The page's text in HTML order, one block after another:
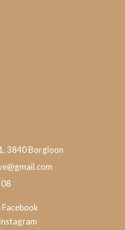
3840 Borgloon